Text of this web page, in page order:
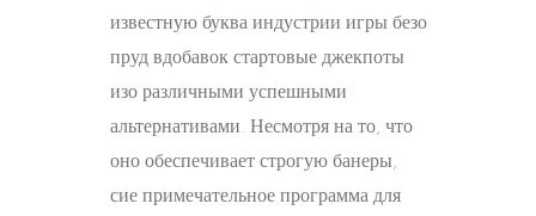
известную буква индустрии игры безо
пруд вдобавок стартовые джекпоты
изо различными успешными
альтернативами. Несмотря на то, что
оно обеспечивает строгую банеры,
сие примечательное программа для